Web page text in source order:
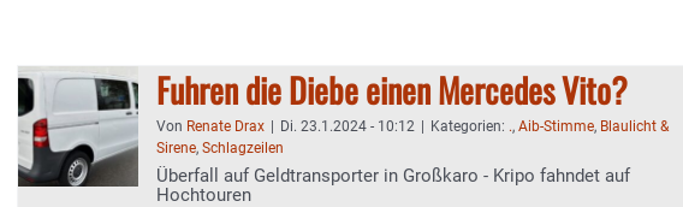
Fuhren die Diebe einen Mercedes Vito?
Von Renate Drax Di. 23.1.2024 - 10:12 Kategorien: ., Aib-Stimme, Blaulicht &
Sirene, Schlagzeilen
Überfall auf Geldtransporter in Großkaro - Kripo fahndet auf
Hochtouren